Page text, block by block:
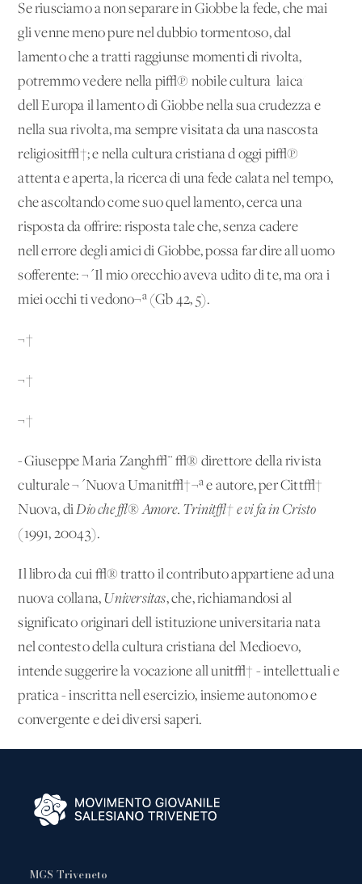
Se riusciamo a non separare in Giobbe la fede, che mai
gli venne meno pure nel dubbio tormentoso, dal
lamento che a tratti raggiunse momenti di rivolta,
potremmo vedere nella pi√π nobile cultura 'laica'
dell'Europa il lamento di Giobbe nella sua crudezza e
nella sua rivolta, ma sempre visitata da una nascosta
religiosit√†; e nella cultura cristiana d'oggi pi√π
attenta e aperta, la ricerca di una fede calata nel tempo,
che ascoltando come suo quel lamento, cerca una
risposta da offrire: risposta tale che, senza cadere
nell'errore degli amici di Giobbe, possa far dire all'uomo
sofferente: ¬´Il mio orecchio aveva udito di te, ma ora i
miei occhi ti vedono¬ª (Gb 42, 5).
¬†
¬†
¬†
-Giuseppe Maria Zangh√¨ √® direttore della rivista
culturale ¬´Nuova Umanit√†¬ª e autore, per Citt√†
Nuova, diDio che √® Amore. Trinit√† e vi fa in Cristo
(1991, 20043).
Il libro da cui √® tratto il contributo appartiene ad una
nuova collana, Universitas, che, richiamandosi al
significato originari dell'istituzione universitaria nata
nel contesto della cultura cristiana del Medioevo,
intende suggerire la vocazione all'unit√† - intellettuali e
pratica - inscritta nell'esercizio, insieme autonomo e
convergente e dei diversi saperi.
MGS Triveneto